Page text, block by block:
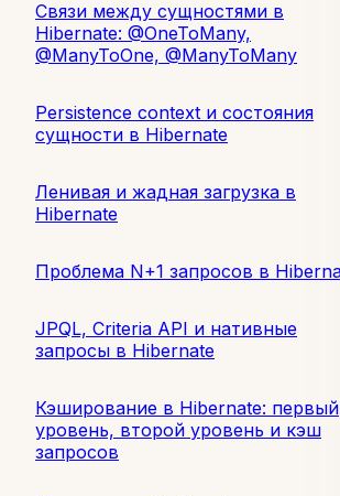
Связи между сущностями в
Hibernate: @OneToMany,
@ManyToOne, @ManyToMany
Persistence context и состояния
сущности в Hibernate
Ленивая и жадная загрузка в
Hibernate
Проблема N+1 запросов в
JPQL, Criteria API и нативные
запросы в Hibernate
Кэширование в Hibernate: первый
уровень, второй уровень и кэш
запросов